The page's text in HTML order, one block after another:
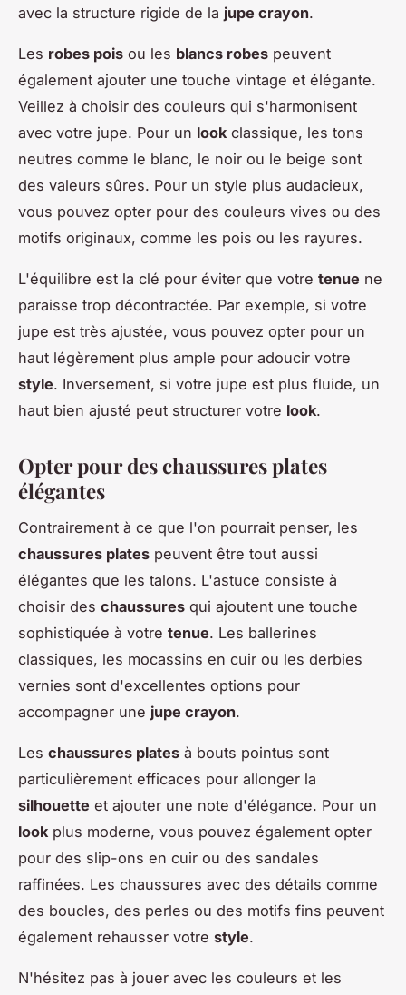
avec la structure rigide de la jupe crayon.
Les robes pois ou les blancs robes peuvent
également ajouter une touche vintage et élégante.
Veillez à choisir des couleurs qui s'harmonisent
avec votre jupe. Pour un look classique, les tons
neutres comme le blanc, le noir ou le beige sont
des valeurs sûres. Pour un style plus audacieux,
vous pouvez opter pour des couleurs vives ou des
motifs originaux, comme les pois ou les rayures.
L'équilibre est la clé pour éviter que votre tenue ne
paraisse trop décontractée. Par exemple, si votre
jupe est très ajustée, vous pouvez opter pour un
haut légèrement plus ample pour adoucir votre
style. Inversement, si votre jupe est plus fluide, un
haut bien ajusté peut structurer votre look.
Opter pour des chaussures plates
élégantes
Contrairement à ce que l'on pourrait penser, les
chaussures plates peuvent être tout aussi
élégantes que les talons. L'astuce consiste à
choisir des chaussures qui ajoutent une touche
sophistiquée à votre tenue. Les ballerines
classiques, les mocassins en cuir ou les derbies
vernies sont d'excellentes options pour
accompagner une jupe crayon.
Les chaussures plates à bouts pointus sont
particulièrement efficaces pour allonger la
silhouette et ajouter une note d'élégance. Pour un
look plus moderne, vous pouvez également opter
pour des slip-ons en cuir ou des sandales
raffinées. Les chaussures avec des détails comme
des boucles, des perles ou des motifs fins peuvent
également rehausser votre style.
N'hésitez pas à jouer avec les couleurs et les